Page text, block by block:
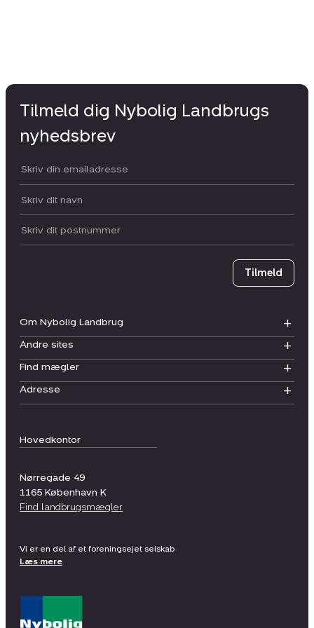
Hovedkontor
Nørregade 49
1165 København K
Find landbrugsmægler
Om Nybolig Landbrug
Andre sites
Find mægler
Adresse
Tilmeld dig Nybolig Landbrugs
nyhedsbrev
Din email:
Dit navn:
Postnummer
Tilmeld
Vi er en del af et foreningsejet selskab
Læs mere